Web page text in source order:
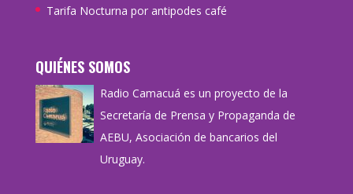
Tarifa Nocturna por antipodes café
QUIÉNES SOMOS
Radio Camacuá es un proyecto de la
Secretaría de Prensa y Propaganda de
AEBU, Asociación de bancarios del
Uruguay.